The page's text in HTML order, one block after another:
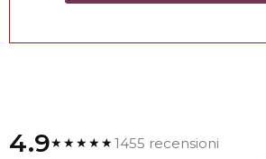
4.9★★★★★1455 recensioni